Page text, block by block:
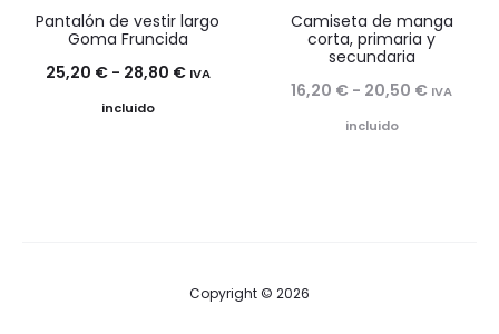
Pantalón de vestir largo
Goma Fruncida
25,20 € - 28,80 €Rango
IVA
incluido
Camiseta de manga
corta, primaria y
secundaria
16,20 € - 20,50 € Rango
IVA
incluido
Copyright © 2026